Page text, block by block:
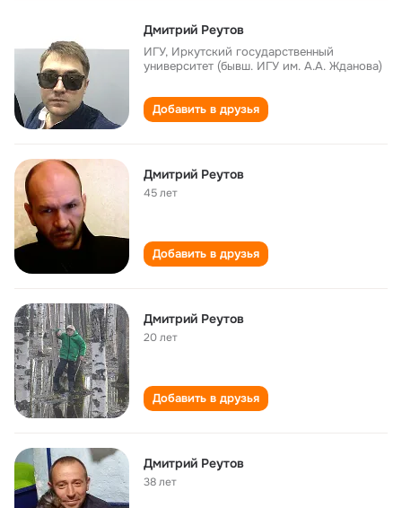
Дмитрий Реутов
ИГУ, Иркутский государственный
университет (бывш. ИГУ им. А.А. Жданова)
Добавить в друзья
Дмитрий Реутов
45 лет
Добавить в друзья
Дмитрий Реутов
20 лет
Добавить в друзья
Дмитрий Реутов
38 лет